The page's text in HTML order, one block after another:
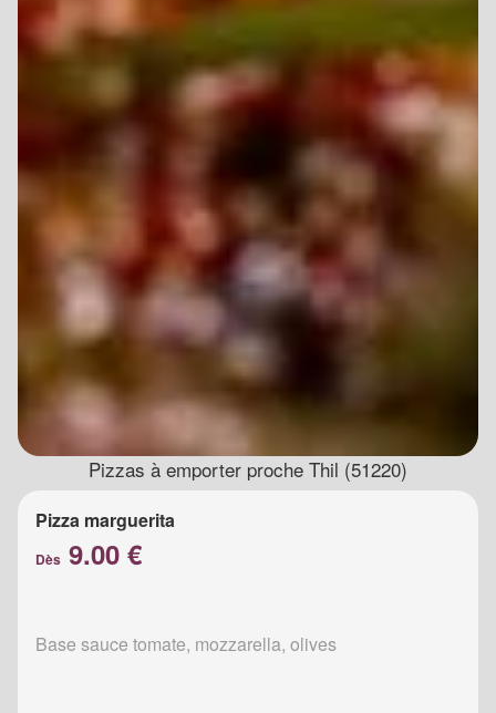
Pizzas à emporter proche Thil (51220)
Pizza marguerita
Dès 9.00 €
Base sauce tomate, mozzarella, olives